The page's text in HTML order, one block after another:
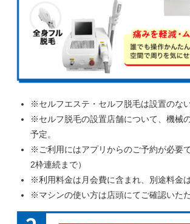
※セルフエステ・セルフ脱毛は設置のな
※セルフ脱毛の設置店舗について、機械
予定。
※ご利用にはアプリからのご予約が必要
2枠連続まで）
※利用料金は月会費に含まれ、別途料金
※マシンの使い方は店頭にてご確認いただ